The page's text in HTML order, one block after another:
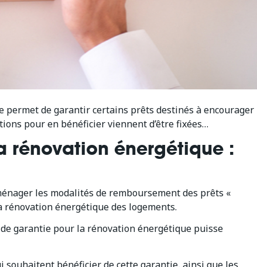
de garantir certains prêts destinés à encourager
pour en bénéficier viennent d’être fixées…
rénovation énergétique :
les modalités de remboursement des prêts «
énergétique des logements.
garantie pour la rénovation énergétique puisse